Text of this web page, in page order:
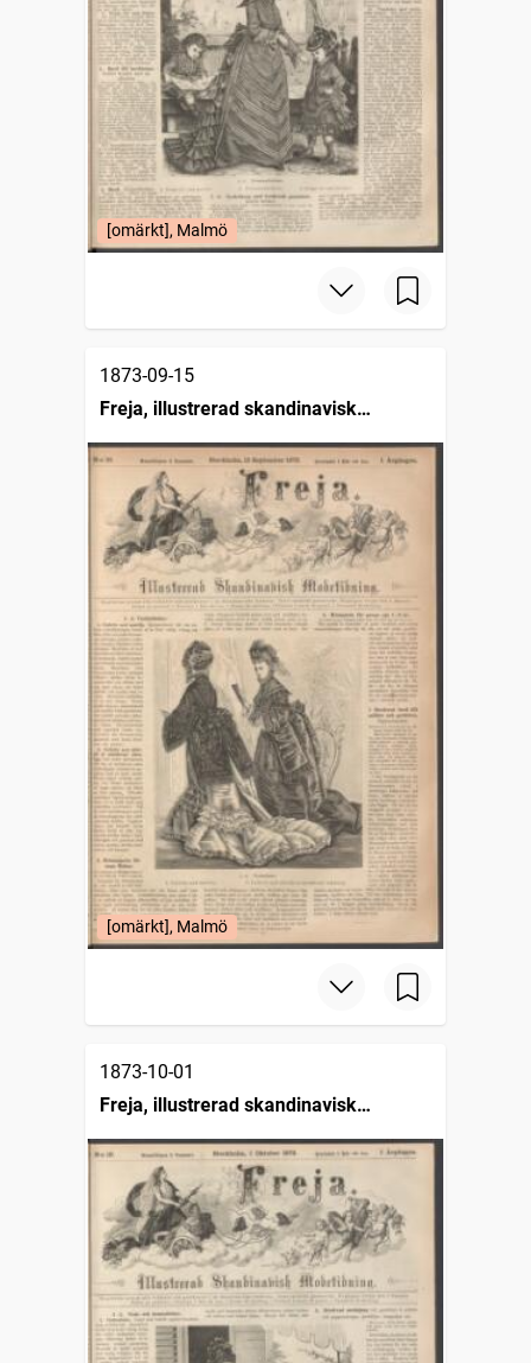
[omärkt], Malmö
1873-09-15
Freja, illustrerad skandinavisk
modetidning
[omärkt], Malmö
1873-10-01
Freja, illustrerad skandinavisk
modetidning